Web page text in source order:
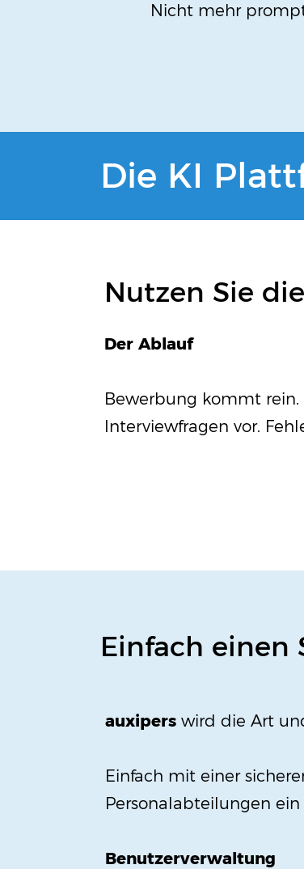
Nicht mehr
Die KI
Nutzen Sie
Der Ablauf
Bewerbung kommt
Interviewfragen vor.
Einfach einen
auxipers wird die Art
Einfach mit einer
Personalabteilungen
Benutzerverwaltung